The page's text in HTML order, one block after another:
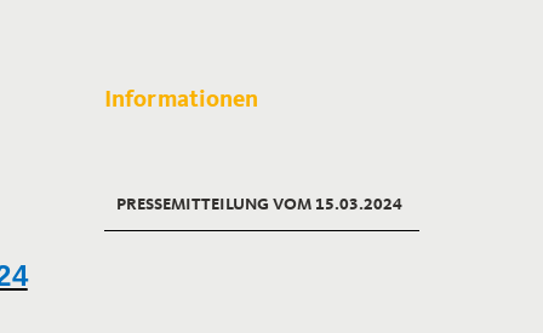
Informationen
PRESSEMITTEILUNG VOM 15.03.2024